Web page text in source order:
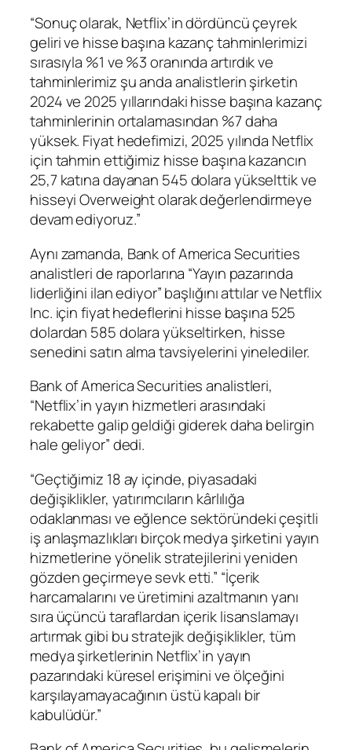
“Sonuç olarak, Netflix’in dördüncü çeyrek
geliri ve hisse başına kazanç tahminlerimizi
sırasıyla %1 ve %3 oranında artırdık ve
tahminlerimiz şu anda analistlerin şirketin
2024 ve 2025 yıllarındaki hisse başına kazanç
tahminlerinin ortalamasından %7 daha
yüksek. Fiyat hedefimizi, 2025 yılında Netflix
için tahmin ettiğimiz hisse başına kazancın
25,7 katına dayanan 545 dolara yükselttik ve
hisseyi Overweight olarak değerlendirmeye
devam ediyoruz.”
Aynı zamanda, Bank of America Securities
analistleri de raporlarına “Yayın pazarında
liderliğini ilan ediyor” başlığını attılar ve Netflix
Inc. için fiyat hedeflerini hisse başına 525
dolardan 585 dolara yükseltirken, hisse
senedini satın alma tavsiyelerini yinelediler.
Bank of America Securities analistleri,
“Netflix’in yayın hizmetleri arasındaki
rekabette galip geldiği giderek daha belirgin
hale geliyor” dedi.
“Geçtiğimiz 18 ay içinde, piyasadaki
değişiklikler, yatırımcıların kârlılığa
odaklanması ve eğlence sektöründeki çeşitli
iş anlaşmazlıkları birçok medya şirketini yayın
hizmetlerine yönelik stratejilerini yeniden
gözden geçirmeye sevk etti.” “İçerik
harcamalarını ve üretimini azaltmanın yanı
sıra üçüncü taraflardan içerik lisanslamayı
artırmak gibi bu stratejik değişiklikler, tüm
medya şirketlerinin Netflix’in yayın
pazarındaki küresel erişimini ve ölçeğini
karşılayamayacağının üstü kapalı bir
kabulüdür.”